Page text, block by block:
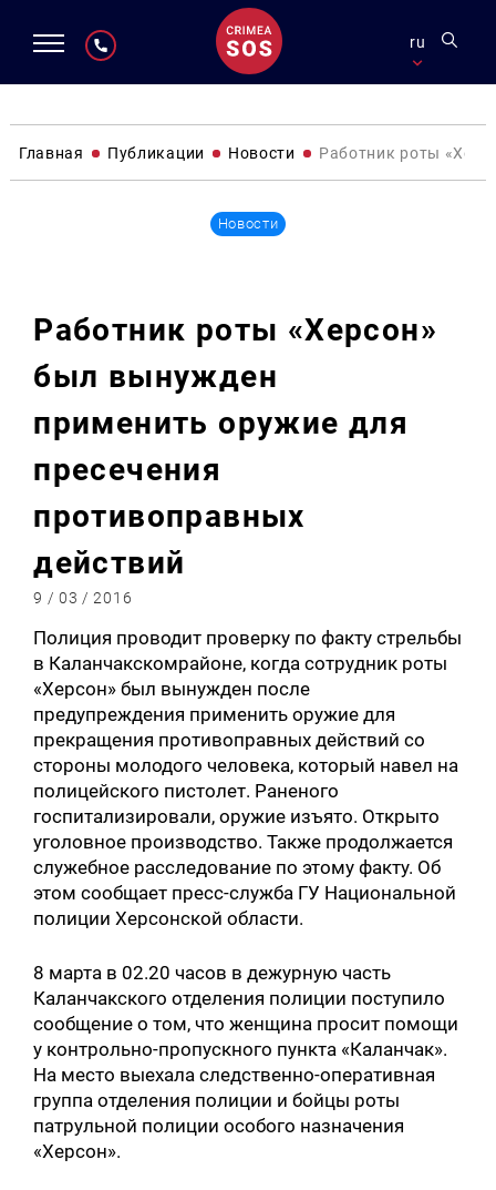
ru
Главная Публикации Новости Работник роты
Новости
Работник роты «Херсон»
был вынужден
применить оружие для
пресечения
противоправных
действий
9 / 03 / 2016
Полиция проводит проверку по факту стрельбы
в Каланчакскомрайоне, когда сотрудник роты
«Херсон» был вынужден после
предупреждения применить оружие для
прекращения противоправных действий со
стороны молодого человека, который навел на
полицейского пистолет. Раненого
госпитализировали, оружие изъято. Открыто
уголовное производство. Также продолжается
служебное расследование по этому факту. Об
этом сообщает пресс-служба ГУ Национальной
полиции Херсонской области.
8 марта в 02.20 часов в дежурную часть
Каланчакского отделения полиции поступило
сообщение о том, что женщина просит помощи
у контрольно-пропускного пункта «Каланчак».
На место выехала следственно-оперативная
группа отделения полиции и бойцы роты
патрульной полиции особого назначения
«Херсон».